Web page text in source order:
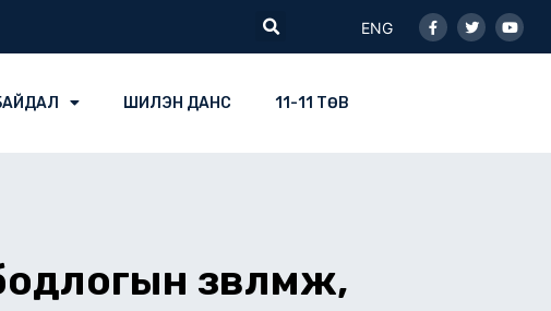
Search
ENG
f
ШИЛЭН ДАНС 11-11 ТӨВ
зөвлөмж,